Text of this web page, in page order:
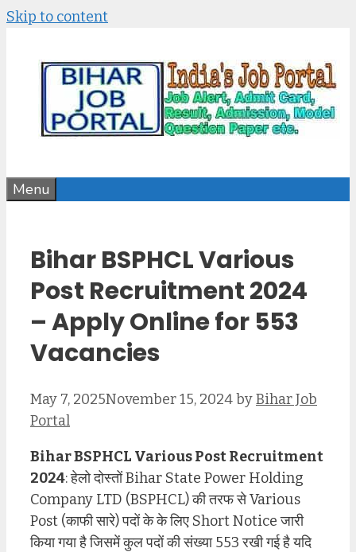
Skip to content
Menu
Bihar BSPHCL Various
Post Recruitment 2024
– Apply Online for 553
Vacancies
May 7, 2025November 15, 2024byBihar Job
Portal
Bihar BSPHCL Various Post Recruitment
2024: हेलो दोस्तों Bihar State Power Holding
Company LTD (BSPHCL) की तरफ से Various
Post (काफी सारे) पदों के के लिए Short Notice जारी
किया गया है जिसमें कुल पदों की संख्या 553 रखी गई है यदि